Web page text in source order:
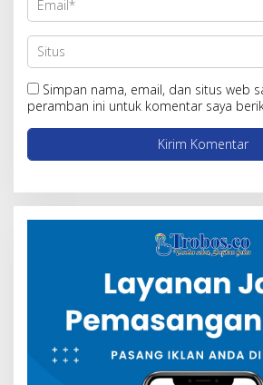
Simpan nama, email, dan situs web
peramban ini untuk komentar saya